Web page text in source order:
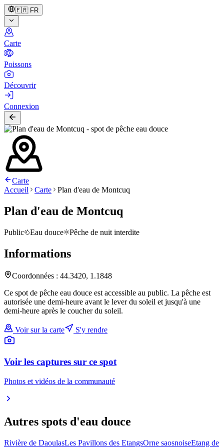
🇫🇷 FR
Carte
Poissons
Découvrir
Connexion
Carte
Accueil
Carte Plan d'eau de Montcuq
Plan d'eau de Montcuq
Public Eau douce Pêche de nuit interdite
Informations
Coordonnées : 44.3420, 1.1848
Ce spot de pêche eau douce est accessible au public. La pêche est
autorisée une demi-heure avant le lever du soleil et jusqu'à une
demi-heure après le coucher du soleil.
Voir sur la carte S'y rendre
Voir les captures sur ce spot
Photos et vidéos de la communauté
Autres spots d'eau douce
Rivière de DaoulasLes Pavillons des EtangsOrne saosnoiseEtang de